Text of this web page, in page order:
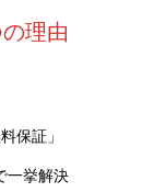
理由
保証」
一挙解決